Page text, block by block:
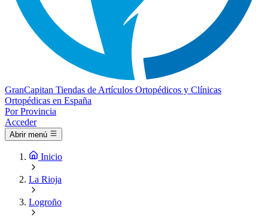
GranCapitan Tiendas de Artículos Ortopédicos y Clínicas
Ortopédicas en España
Por Provincia
Acceder
Abrir menú
Inicio
La Rioja
Logroño